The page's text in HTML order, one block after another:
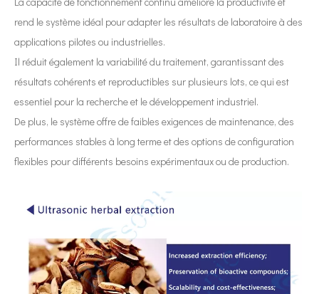
Le système de revêtement par pulvérisation ultrasonique est une
rend le système idéal pour adapter les résultats de laboratoire à des
applications pilotes ou industrielles.
Il réduit également la variabilité du traitement, garantissant des
résultats cohérents et reproductibles sur plusieurs lots, ce qui est
essentiel pour la recherche et le développement industriel.
De plus, le système offre de faibles exigences de maintenance, des
performances stables à long terme et des options de configuration
flexibles pour différents besoins expérimentaux ou de production.